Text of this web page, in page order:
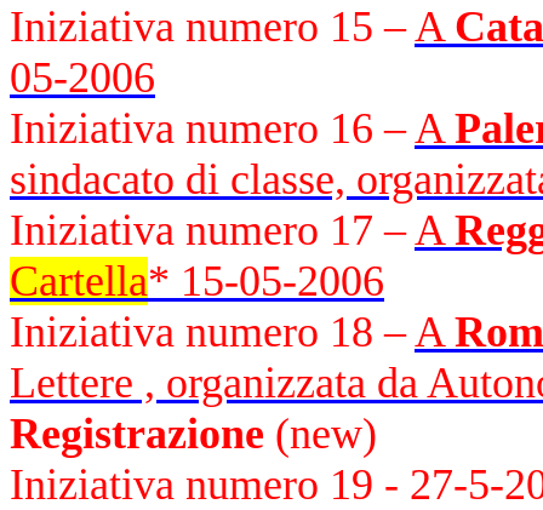
Iniziativa numero 15 –A
05-2006
Iniziativa numero 16 –A
sindacato di classe,
Iniziativa numero 17 –A
Cartella* 15-05-2006
Iniziativa numero 18 –A
Lettere , organizzata da
Registrazione (new)
Iniziativa numero 19 - 27-5-